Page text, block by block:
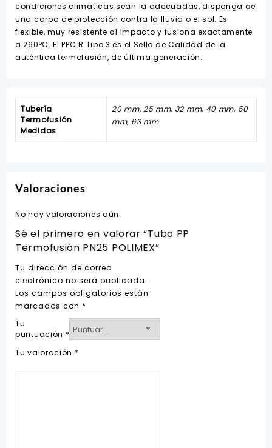
condiciones climáticas sean la adecuadas, disponga de
una carpa de protección contra la lluvia o el sol. Es
flexible, muy resistente al impacto y fusiona exactamente
a 260ºC. El PPC R Tipo 3 es el Sello de Calidad de la
auténtica termofusión, de última generación.
Tubería
Termofusión
Medidas
20 mm, 25 mm, 32 mm, 40 mm, 50
mm, 63 mm
Valoraciones
No hay valoraciones aún.
Sé el primero en valorar “Tubo PP
Termofusión PN25 POLIMEX”
Tu dirección de correo
electrónico no será publicada.
Los campos obligatorios están
marcados con *
Tu
puntuación *
Tu valoración *